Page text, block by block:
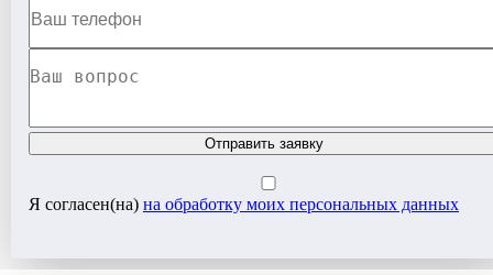
Отправить заявку
Я согласен(на) на обработку моих персональных данных